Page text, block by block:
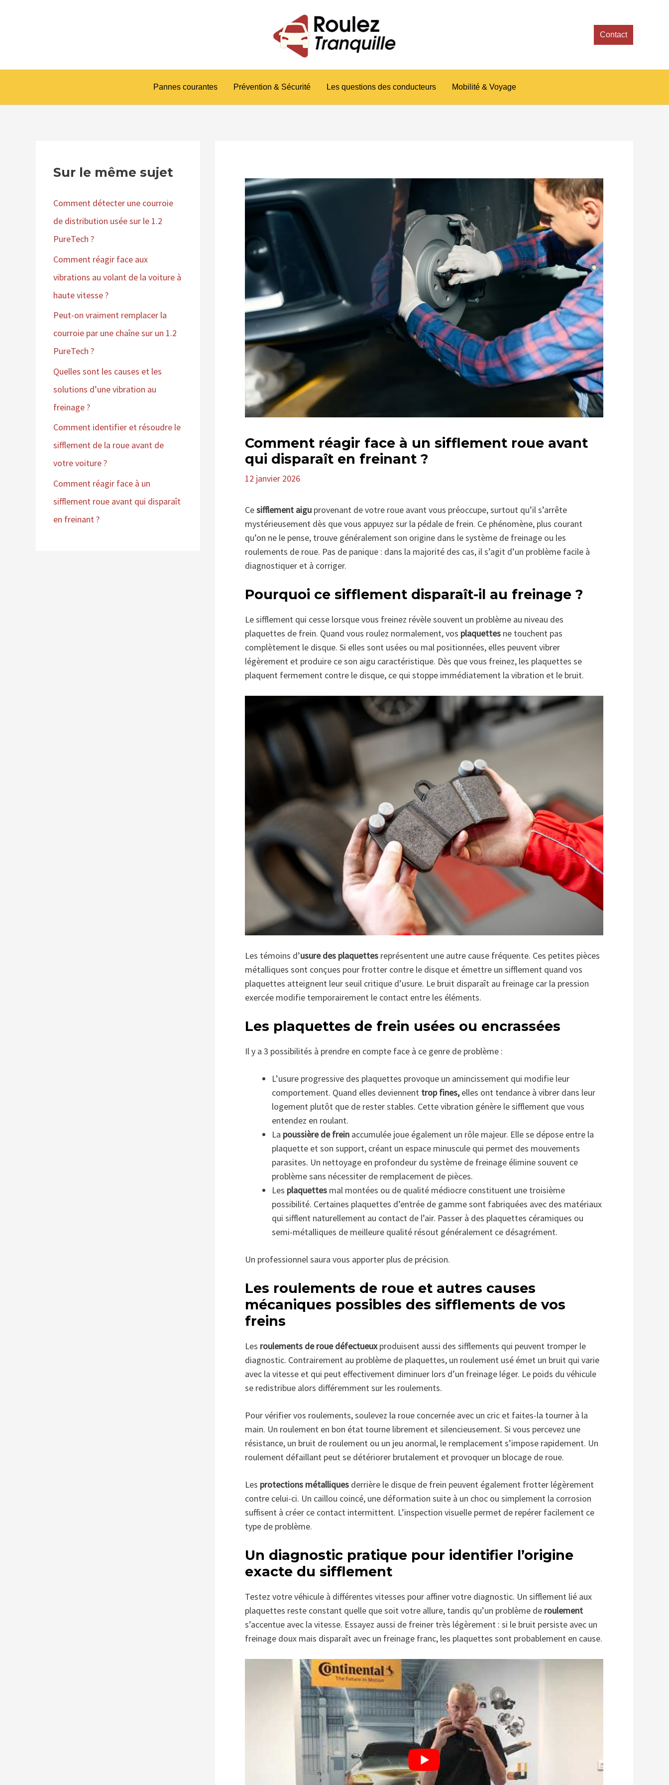
Contact
Pannes courantes Prévention & Sécurité Les questions des conducteurs Mobilité & Voyage
Sur le même sujet
Comment détecter une courroie
de distribution usée sur le 1.2
PureTech ?
Comment réagir face aux
vibrations au volant de la voiture à
haute vitesse ?
Peut-on vraiment remplacer la
courroie par une chaîne sur un 1.2
PureTech ?
Quelles sont les causes et les
solutions d’une vibration au
freinage ?
Comment identifier et résoudre le
sifflement de la roue avant de
votre voiture ?
Comment réagir face à un
sifflement roue avant qui disparaît
en freinant ?
Comment réagir face à un sifflement roue avant
qui disparaît en freinant ?
12 janvier 2026
Cesifflement aigu provenant de votre roue avant vous préoccupe, surtout qu’il s’arrête
mystérieusement dès que vous appuyez sur la pédale de frein. Ce phénomène, plus courant
qu’on ne le pense, trouve généralement son origine dans le système de freinage ou les
roulements de roue. Pas de panique : dans la majorité des cas, il s’agit d’un problème facile à
diagnostiquer et à corriger.
Pourquoi ce sifflement disparaît-il au freinage ?
Le sifflement qui cesse lorsque vous freinez révèle souvent un problème au niveau des
plaquettes de frein. Quand vous roulez normalement, vos plaquettes ne touchent pas
complètement le disque. Si elles sont usées ou mal positionnées, elles peuvent vibrer
légèrement et produire ce son aigu caractéristique. Dès que vous freinez, les plaquettes se
plaquent fermement contre le disque, ce qui stoppe immédiatement la vibration et le bruit.
Les témoins d’usure des plaquettes représentent une autre cause fréquente. Ces petites pièces
métalliques sont conçues pour frotter contre le disque et émettre un sifflement quand vos
plaquettes atteignent leur seuil critique d’usure. Le bruit disparaît au freinage car la pression
exercée modifie temporairement le contact entre les éléments.
Les plaquettes de frein usées ou encrassées
Il y a 3 possibilités à prendre en compte face à ce genre de problème :
L’usure progressive des plaquettes provoque un amincissement qui modifie leur
comportement. Quand elles deviennent trop fines,elles ont tendance à vibrer dans leur
logement plutôt que de rester stables. Cette vibration génère le sifflement que vous
entendez en roulant.
La poussière de frein accumulée joue également un rôle majeur. Elle se dépose entre la
plaquette et son support, créant un espace minuscule qui permet des mouvements
parasites. Un nettoyage en profondeur du système de freinage élimine souvent ce
problème sans nécessiter de remplacement de pièces.
Les plaquettes mal montées ou de qualité médiocre constituent une troisième
possibilité. Certaines plaquettes d’entrée de gamme sont fabriquées avec des matériaux
qui sifflent naturellement au contact de l’air. Passer à des plaquettes céramiques ou
semi-métalliques de meilleure qualité résout généralement ce désagrément.
Un professionnel saura vous apporter plus de précision.
Les roulements de roue et autres causes
mécaniques possibles des sifflements de vos
freins
Les roulements de roue défectueuxproduisent aussi des sifflements qui peuvent tromper le
diagnostic. Contrairement au problème de plaquettes, un roulement usé émet un bruit qui varie
avec la vitesse et qui peut effectivement diminuer lors d’un freinage léger. Le poids du véhicule
se redistribue alors différemment sur les roulements.
Pour vérifier vos roulements, soulevez la roue concernée avec un cric et faites-la tourner à la
main. Un roulement en bon état tourne librement et silencieusement. Si vous percevez une
résistance, un bruit de roulement ou un jeu anormal, le remplacement s’impose rapidement. Un
roulement défaillant peut se détériorer brutalement et provoquer un blocage de roue.
Les protections métalliques derrière le disque de frein peuvent également frotter légèrement
contre celui-ci. Un caillou coincé, une déformation suite à un choc ou simplement la corrosion
suffisent à créer ce contact intermittent. L’inspection visuelle permet de repérer facilement ce
type de problème.
Un diagnostic pratique pour identifier l’origine
exacte du sifflement
Testez votre véhicule à différentes vitesses pour affiner votre diagnostic. Un sifflement lié aux
plaquettes reste constant quelle que soit votre allure, tandis qu’un problème de roulement
s’accentue avec la vitesse. Essayez aussi de freiner très légèrement : si le bruit persiste avec un
freinage doux mais disparaît avec un freinage franc, les plaquettes sont probablement en cause.